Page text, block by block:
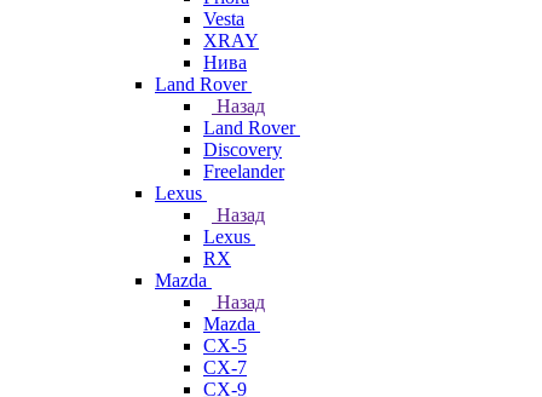
Vesta
XRAY
Нива
Land Rover
Назад
Land Rover
Discovery
Freelander
Lexus
Назад
Lexus
RX
Mazda
Назад
Mazda
CX-5
CX-7
CX-9